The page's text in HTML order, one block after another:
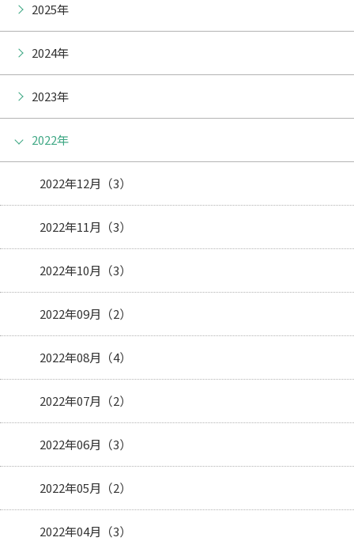
2025年
2024年
2023年
2022年
2022年12月（3）
2022年11月（3）
2022年10月（3）
2022年09月（2）
2022年08月（4）
2022年07月（2）
2022年06月（3）
2022年05月（2）
2022年04月（3）